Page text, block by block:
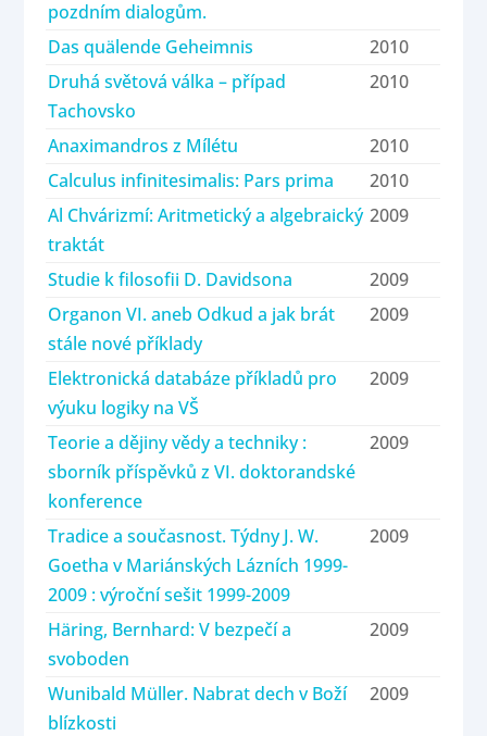
pozdním dialogům.
Das quälende Geheimnis
2010
Druhá světová válka – případ
Tachovsko
2010
Anaximandros z Mílétu
2010
Calculus infinitesimalis: Pars prima
2010
Al Chvárizmí: Aritmetický a algebraický
traktát
2009
Studie k filosofii D. Davidsona
2009
Organon VI. aneb Odkud a jak brát
stále nové příklady
2009
Elektronická databáze příkladů pro
výuku logiky na VŠ
2009
Teorie a dějiny vědy a techniky :
sborník příspěvků z VI. doktorandské
konference
2009
Tradice a současnost. Týdny J. W.
Goetha v Mariánských Lázních 1999-
2009 : výroční sešit 1999-2009
2009
Häring, Bernhard: V bezpečí a
svoboden
2009
Wunibald Müller. Nabrat dech v Boží
blízkosti
2009